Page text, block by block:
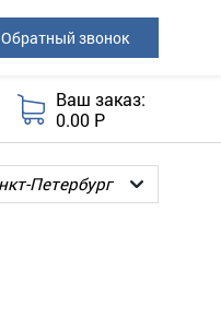
Обратный звонок
Ваш заказ:
0.00 Р